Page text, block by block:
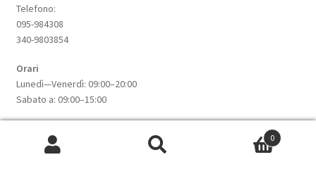
Telefono:
095-984308
340-9803854
Orari
Lunedì—Venerdì: 09:00–20:00
Sabato a: 09:00–15:00
Informazioni su questo sito
0